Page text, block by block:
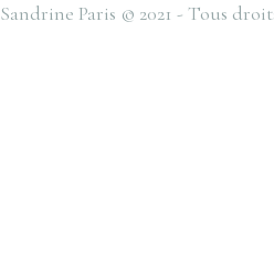
Sandrine Paris © 2021 - Tous